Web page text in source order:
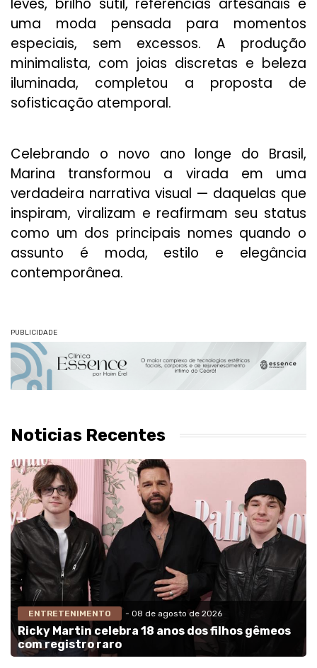
leves, brilho sutil, referências artesanais e
uma moda pensada para momentos
especiais, sem excessos. A produção
minimalista, com joias discretas e beleza
iluminada, completou a proposta de
sofisticação atemporal.
Celebrando o novo ano longe do Brasil,
Marina transformou a virada em uma
verdadeira narrativa visual — daquelas que
inspiram, viralizam e reafirmam seu status
como um dos principais nomes quando o
assunto é moda, estilo e elegância
contemporânea.
PUBLICIDADE
Noticias Recentes
ENTRETENIMENTO - 08 de agosto de 2026
Ricky Martin celebra 18 anos dos filhos gêmeos
com registro raro